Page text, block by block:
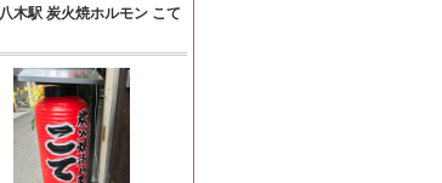
木駅 炭火焼ホルモン こて